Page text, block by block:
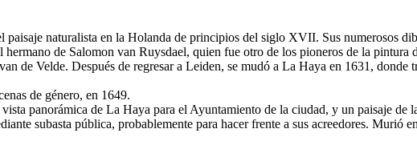
paisaje naturalista en la Holanda de principios del siglo XVII. Sus numerosos
de Salomon van Ruysdael, quien fue otro de los pioneros de la pintura
de Velde. Después de regresar a Leiden, se mudó a La Haya en 1631, donde
de género, en 1649.
panorámica de La Haya para el Ayuntamiento de la ciudad, y un paisaje de
subasta pública, probablemente para hacer frente a sus acreedores. Murió